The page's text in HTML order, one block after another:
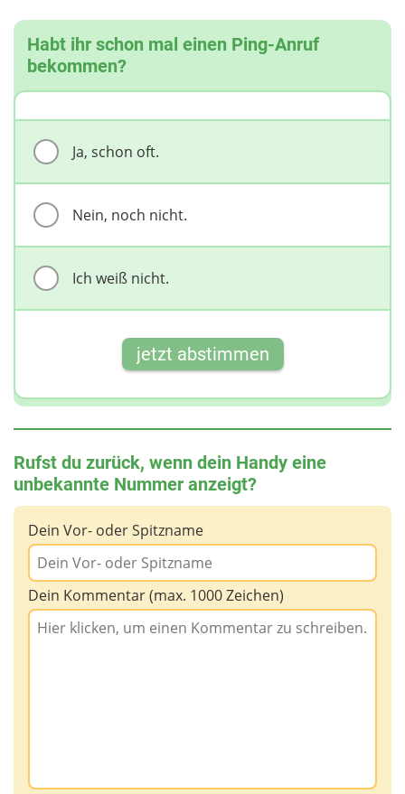
Habt ihr schon mal einen Ping-Anruf
bekommen?
Ja, schon oft.
Nein, noch nicht.
Ich weiß nicht.
jetzt abstimmen
Rufst du zurück, wenn dein Handy eine
unbekannte Nummer anzeigt?
Dein Vor- oder Spitzname
Dein Kommentar (max. 1000 Zeichen)